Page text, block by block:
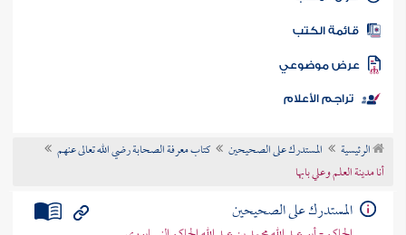
المكتبة
الكتب
موضوعي
تراجم الأعلام
الرئيسية المستدرك على الصحيحين
كتاب معرفة الصحابة رضي الله تعالى عنهم
أنا مدينة العلم وعلي بابها
المستدرك على الصحيحين